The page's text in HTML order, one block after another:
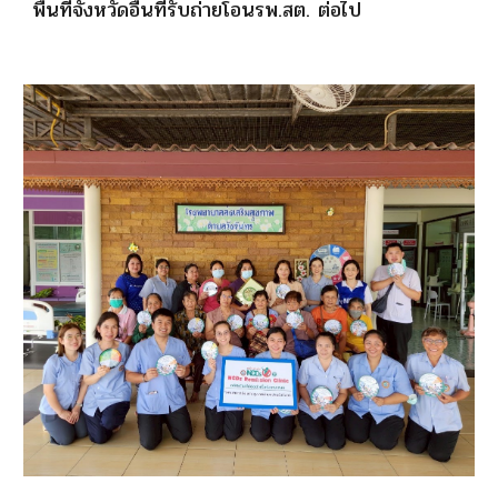
พื้นที่จังหวัดอื่นที่รับถ่ายโอนรพ.สต. ต่อไป